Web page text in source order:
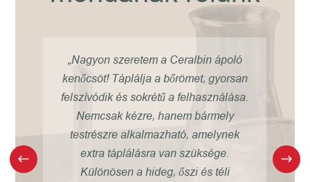
„Nagyon szeretem a Ceralbin ápoló
kenőcsöt! Táplálja a bőrömet, gyorsan
felszívódik és sokrétű a felhasználása.
Nemcsak kézre, hanem bármely
testrészre alkalmazható, amelynek
extra táplálásra van szüksége.
Különösen a hideg, őszi és téli